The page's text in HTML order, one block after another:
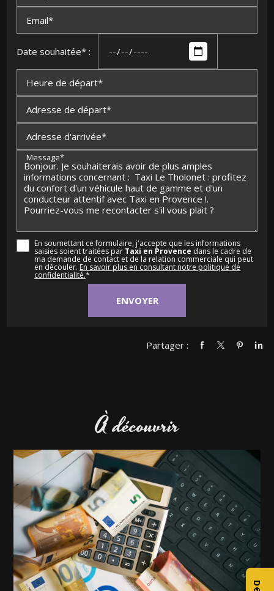
Email*
Date souhaitée* :
Heure de départ*
Adresse de départ*
Adresse d'arrivée*
Message*
En soumettant ce formulaire, j'accepte que les informations
saisies soient traitées par Taxi en Provence dans le cadre de
ma demande de contact et de la relation commerciale qui peut
en découler. En savoir plus en consultant notre politique de
confidentialité.*
Partager :
À découvrir